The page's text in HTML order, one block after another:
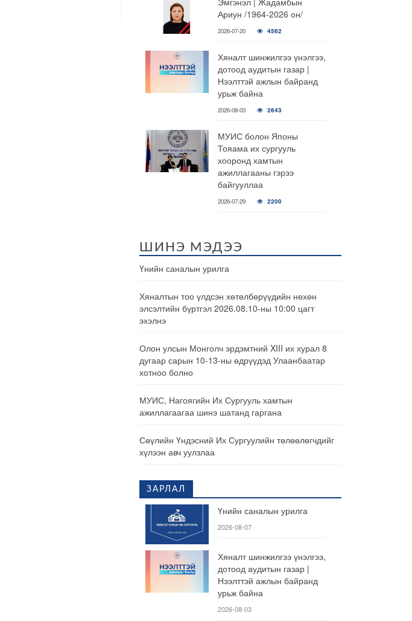
Ариун /1964-2026 он/
2026-07-20 4562
Хяналт шинжилгээ үнэлгээ,
дотоод аудитын газар |
Нээлттэй ажлын байранд
урьж байна
2026-08-03 2643
МУИС болон Японы
Тояама их сургууль
хооронд хамтын
ажиллагааны гэрээ
байгууллаа
2026-07-29 2200
ШИНЭ МЭДЭЭ
Үнийн саналын урилга
Хяналтын тоо үлдсэн хөтөлбөрүүдийн нөхөн
элсэлтийн бүртгэл 2026.08.10-ны 10:00 цагт
эхэлнэ
Олон улсын Монголч эрдэмтний XIII их хурал 8
дугаар сарын 10-13-ны өдрүүдэд Улаанбаатар
хотноо болно
МУИС, Нагоягийн Их Сургууль хамтын
ажиллагаагаа шинэ шатанд гаргана
Сөүлийн Үндэсний Их Сургуулийн төлөөлөгчдийг
хүлээн авч уулзлаа
ЗАРЛАЛ
Үнийн саналын урилга
2026-08-07
Хяналт шинжилгээ үнэлгээ,
дотоод аудитын газар |
Нээлттэй ажлын байранд
урьж байна
2026-08-03